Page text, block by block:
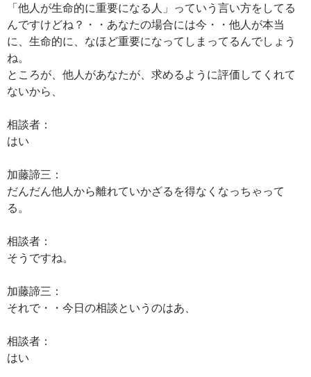
「他人が生命的に重要になる人」っていう言い方をしてる
んですけどね？・・あなたの場合には今・・他人が本当
に、生命的に、なほど重要になってしまってるんでしょう
ね。
ところが、他人があなたが、求めるように評価してくれて
ないから、
相談者：
はい
加藤諦三：
だんだん他人から離れていかざるを得なくなっちゃって
る。
相談者：
そうですね。
加藤諦三：
それで・・今日の相談というのはあ、
相談者：
はい